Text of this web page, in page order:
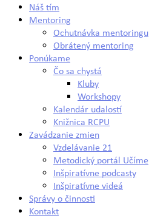
Náš tím
Mentoring
Ochutnávka mentoringu
Obrátený mentoring
Ponúkame
Čo sa chystá
Kluby
Workshopy
Kalendár udalostí
Knižnica RCPU
Zavádzanie zmien
Vzdelávanie 21
Metodický portál Učíme
Inšpiratívne podcasty
Inšpiratívne videá
Správy o činnosti
Kontakt